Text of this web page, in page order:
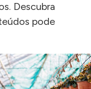
Descubra
pode